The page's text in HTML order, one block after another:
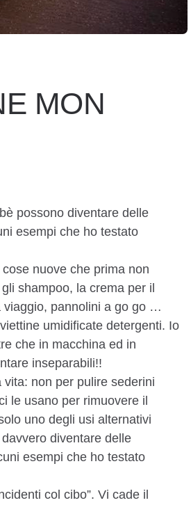
MON
possono diventare delle
esempi che ho testato
nuove che prima non
shampoo, la crema per il
viaggio, pannolini a go go …
umidificate detergenti. Io
che in macchina ed in
inseparabili!!
vita: non per pulire sederini
le usano per rimuovere il
uno degli usi alternativi
diventare delle
esempi che ho testato
col cibo”. Vi cade il